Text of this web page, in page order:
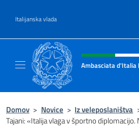
Italijanska vlada
Glava spletnega
Ambasciata d'Italia
Domov > Novice > Iz veleposlaništva
Tajani: «Italija vlaga v športno diplomacijo.